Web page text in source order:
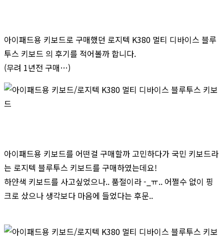
아이패드용 키보드로 구매했던 로지텍 K380 멀티 디바이스 블루
투스 키보드 의 후기를 적어볼까 합니다.
(무려 1년전 구매…)
아이패드용 키보드를 어떤걸 구매할까 고민하다가 국민 키보드라
는 로지텍 블루투스 키보드를 구매하였는데요!
하얀색 키보드를 사고싶었으나.. 품절이라 -_ㅠ.. 어쩔수 없이 핑
크로 샀으나 생각보다 마음에 들었다는 후문..